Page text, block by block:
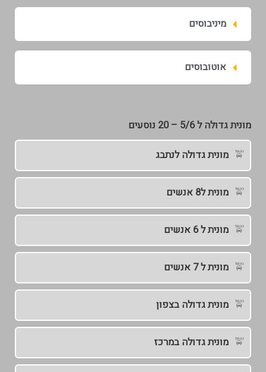
מיניבוסים
אוטובוסים
מונית גדולה ל 5/6 – 20 נוסעים
מונית גדולה לנתבג
מונית ל8 אנשים
מונית ל 6 אנשים
מונית ל 7 אנשים
מונית גדולה בצפון
מונית גדולה במרכז